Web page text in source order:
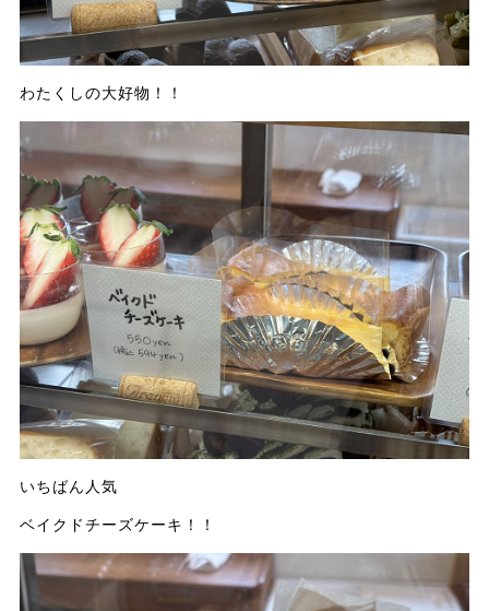
わたくしの大好物！！
いちばん人気
ベイクドチーズケーキ！！